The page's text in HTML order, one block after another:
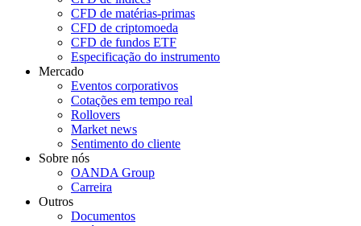
CFD de matérias-primas
CFD de criptomoeda
CFD de fundos ETF
Especificação do instrumento
Mercado
Eventos corporativos
Cotações em tempo real
Rollovers
Market news
Sentimento do cliente
Sobre nós
OANDA Group
Carreira
Outros
Documentos